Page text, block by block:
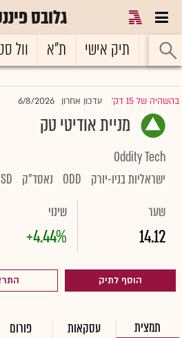
גלובס
ראשי תיק אישי ת"א וול
בהשהיה של 15 דק' |עדכון אחרון 6/8/2026
מניית אודיטי טק
Oddity Tech
ישראליות בניו-יורק
ODD נאסד"ק
שער
14.12
שינוי
+4.44%
הוסף לתיק
תמצית עסקאות פורום